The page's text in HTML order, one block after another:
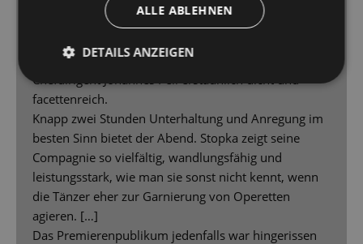
emotionale Momente – ist Hollywood-verdächtig
interpretiert das Orchester unter der Leitung von
Chefdirigent Johannes Pell erstaunlich dicht und
facettenreich.
Knapp zwei Stunden Unterhaltung und Anregung im
besten Sinn bietet der Abend. Stopka zeigt seine
Compagnie so vielfältig, wandlungsfähig und
leistungsstark, wie man sie sonst nicht kennt, wenn
die Tänzer eher zur Garnierung von Operetten
agieren. […]
Das Premierenpublikum jedenfalls war hingerissen
ALLE ABLEHNEN
DETAILS ANZEIGEN